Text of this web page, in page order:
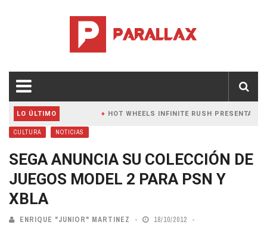
LO ÚLTIMO
Y PC HOT WHEELS INFINITE RUSH PRESENTA
CULTURA NOTICIAS
SEGA ANUNCIA SU COLECCIÓN DE
JUEGOS MODEL 2 PARA PSN Y
XBLA
ENRIQUE "JUNIOR" MARTINEZ 18/10/2012